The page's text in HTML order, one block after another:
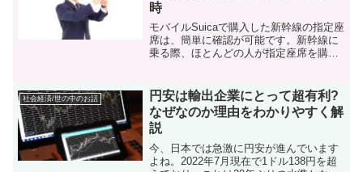
時
モバイルSuicaで購入した新幹線の指定座
席は、簡単に確認が可能です。新幹線に
乗る際、ほとんどの人が指定座席を購入
の間に落としてしまったり無くしたり、
なんていう経験も一...
社会経済/世の中のお話
円安は輸出企業にとって超有利?
なぜなのか理由をわかりやすく解
説
今、日本では急激に円安が進んでいます
よね。2022年7月現在で1ドル138円を超